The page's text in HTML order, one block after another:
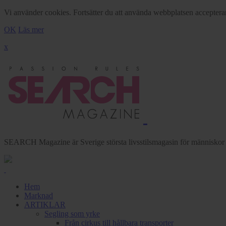
Vi använder cookies. Fortsätter du att använda webbplatsen
OK Läs mer
x
SEARCH Magazine är Sverige största livsstilsmagasin för
Hem
Marknad
ARTIKLAR
Segling som yrke
Från cirkus till hållbara transporter